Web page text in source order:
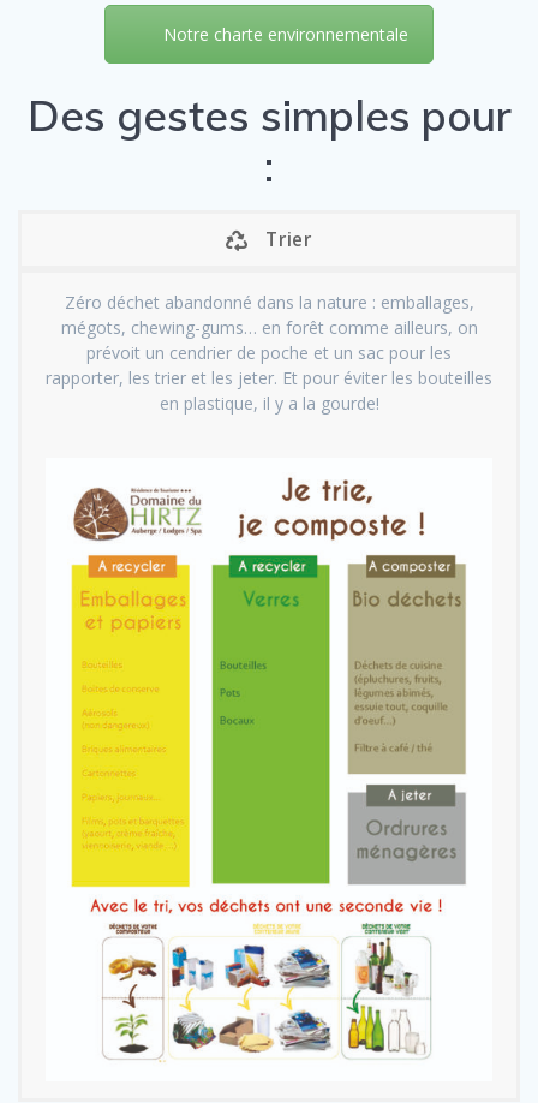
Notre charte environnementale
Des gestes simples pour
:
Trier
Zéro déchet abandonné dans la nature : emballages,
mégots, chewing-gums… en forêt comme ailleurs, on
prévoit un cendrier de poche et un sac pour les
rapporter, les trier et les jeter. Et pour éviter les bouteilles
en plastique, il y a la gourde!